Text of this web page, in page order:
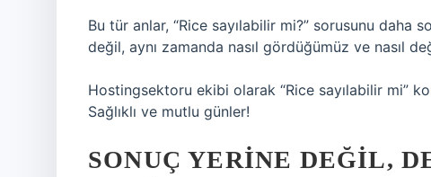
Bu tür anlar, “Rice sayılabilir mi?” sorusunu daha
değil, aynı zamanda nasıl gördüğümüz ve nasıl
Hostingsektoru ekibi olarak “Rice sayılabilir mi”
Sağlıklı ve mutlu günler!
SONUÇ YERINE DEĞIL,